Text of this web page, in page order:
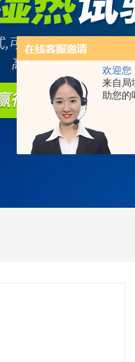
欢迎您
来自局
助您的